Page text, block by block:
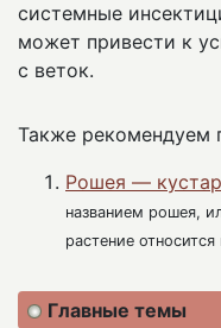
системные
может привести к
с веток.
Также рекомендуем
Рошея —
названием рошея,
растение
Главные темы